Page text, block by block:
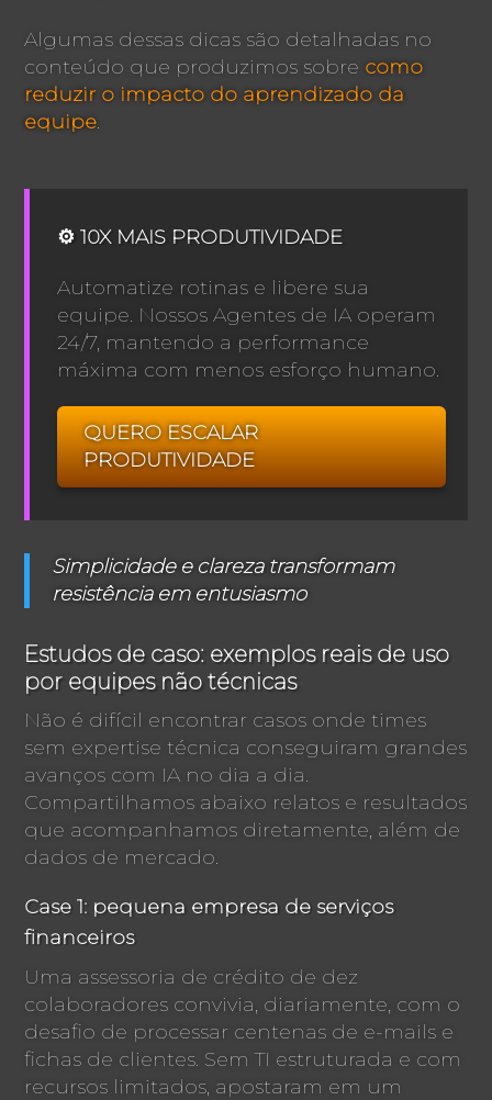
Algumas dessas dicas são detalhadas no
conteúdo que produzimos sobre como
reduzir o impacto do aprendizado da
equipe.
⚙️ 10X MAIS PRODUTIVIDADE
Automatize rotinas e libere sua
equipe. Nossos Agentes de IA operam
24/7, mantendo a performance
máxima com menos esforço humano.
QUERO ESCALAR
PRODUTIVIDADE
Simplicidade e clareza transformam
resistência em entusiasmo
Estudos de caso: exemplos reais de uso
por equipes não técnicas
Não é difícil encontrar casos onde times
sem expertise técnica conseguiram grandes
avanços com IA no dia a dia.
Compartilhamos abaixo relatos e resultados
que acompanhamos diretamente, além de
dados de mercado.
Case 1: pequena empresa de serviços
financeiros
Uma assessoria de crédito de dez
colaboradores convivia, diariamente, com o
desafio de processar centenas de e-mails e
fichas de clientes. Sem TI estruturada e com
recursos limitados, apostaram em um